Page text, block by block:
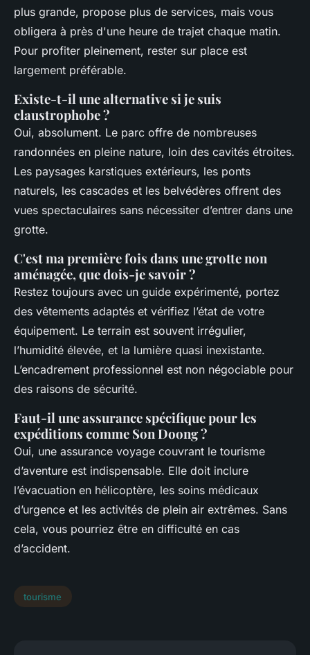
plus grande, propose plus de services, mais vous
obligera à près d'une heure de trajet chaque matin.
Pour profiter pleinement, rester sur place est
largement préférable.
Existe-t-il une alternative si je suis
claustrophobe ?
Oui, absolument. Le parc offre de nombreuses
randonnées en pleine nature, loin des cavités étroites.
Les paysages karstiques extérieurs, les ponts
naturels, les cascades et les belvédères offrent des
vues spectaculaires sans nécessiter d’entrer dans une
grotte.
C'est ma première fois dans une grotte non
aménagée, que dois-je savoir ?
Restez toujours avec un guide expérimenté, portez
des vêtements adaptés et vérifiez l’état de votre
équipement. Le terrain est souvent irrégulier,
l’humidité élevée, et la lumière quasi inexistante.
L’encadrement professionnel est non négociable pour
des raisons de sécurité.
Faut-il une assurance spécifique pour les
expéditions comme Son Doong ?
Oui, une assurance voyage couvrant le tourisme
d’aventure est indispensable. Elle doit inclure
l’évacuation en hélicoptère, les soins médicaux
d’urgence et les activités de plein air extrêmes. Sans
cela, vous pourriez être en difficulté en cas
d’accident.
tourisme